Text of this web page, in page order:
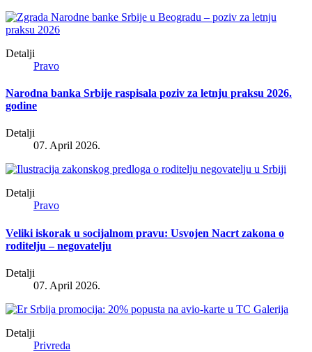
Detalji
Pravo
Narodna banka Srbije raspisala poziv za letnju praksu 2026.
godine
Detalji
07. April 2026.
Detalji
Pravo
Veliki iskorak u socijalnom pravu: Usvojen Nacrt zakona o
roditelju – negovatelju
Detalji
07. April 2026.
Detalji
Privreda